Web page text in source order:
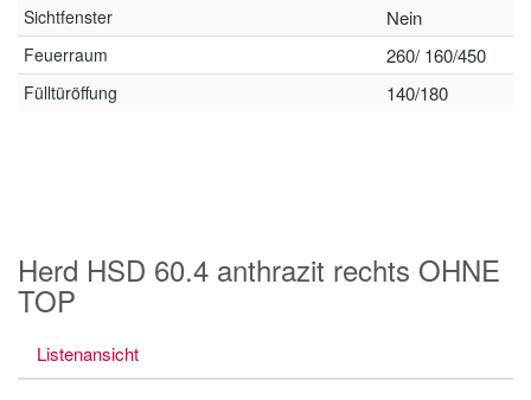
Sichtfenster Nein
Feuerraum 260/ 160/450
Fülltüröffung 140/180
Herd HSD 60.4 anthrazit rechts OHNE
TOP
Listenansicht